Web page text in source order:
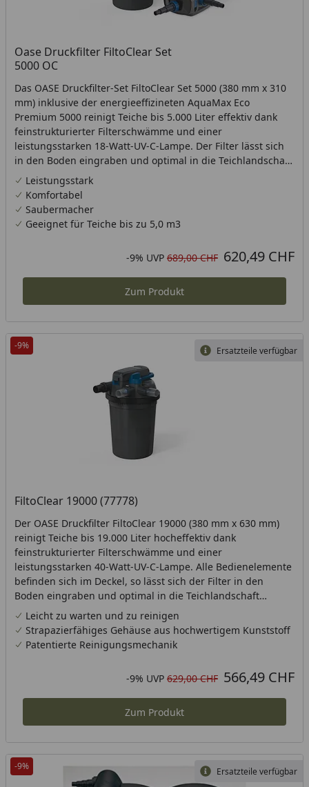
Oase Druckfilter FiltoClear Set
5000 OC
Das OASE Druckfilter-Set FiltoClear Set 5000 (380 mm x 310
mm) inklusive der energieeffizineten AquaMax Eco
Premium 5000 reinigt Teiche bis 5.000 Liter effektiv dank
feinstrukturierter Filterschwämme und einer
leistungsstarken 18-Watt-UV-C-Lampe. Der Filter lässt sich
in den Boden eingraben und optimal in die Teichlandschaft
integrieren. Die leicht zu bedienende Ziehmechanik macht
die Reinigung komfortabel. Die UVC-Lampe wechseln Sie
sogar im laufenden Betrieb. OASE Qualität mit bis zu drei
Jahren Garantie.
Leistungsstark
Komfortabel
Saubermacher
Geeignet für Teiche bis zu 5,0 m3
Rabatt in Prozent
-9%
Ursprünglicher Preis
UVP 689,00 CHF
Aktueller Preis 620,49 CHF
Zum Produkt
-9% Ersatzteile verfügbar
FiltoClear 19000 (77778)
Der OASE Druckfilter FiltoClear 19000 (380 mm x 630 mm)
reinigt Teiche bis 19.000 Liter hocheffektiv dank
feinstrukturierter Filterschwämme und einer
leistungsstarken 40-Watt-UV-C-Lampe. Alle Bedienelemente
befinden sich im Deckel, so lässt sich der Filter in den
Boden eingraben und optimal in die Teichlandschaft
integrieren. Die leicht zu bedienende Ziehmechanik macht
die Reinigung komfortabel. Die UV-C-Lampe wechseln Sie
sogar im laufenden Betrieb. OASE Qualität mit bis zu drei
Leicht zu warten und zu reinigen
Strapazierfähiges Gehäuse aus hochwertigem Kunststoff
Patentierte Reinigungsmechanik
Rabatt in Prozent
-9%
Ursprünglicher Preis
UVP 629,00 CHF
Aktueller Preis 566,49 CHF
Zum Produkt
-9% Ersatzteile verfügbar